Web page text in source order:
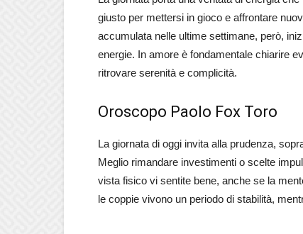
giusto per mettersi in gioco e affrontare
accumulata nelle ultime settimane, però,
energie. In amore è fondamentale chiarire
ritrovare serenità e complicità.
Oroscopo Paolo Fox Toro
La giornata di oggi invita alla prudenza,
Meglio rimandare investimenti o scelte
vista fisico vi sentite bene, anche se la
le coppie vivono un periodo di stabilità,